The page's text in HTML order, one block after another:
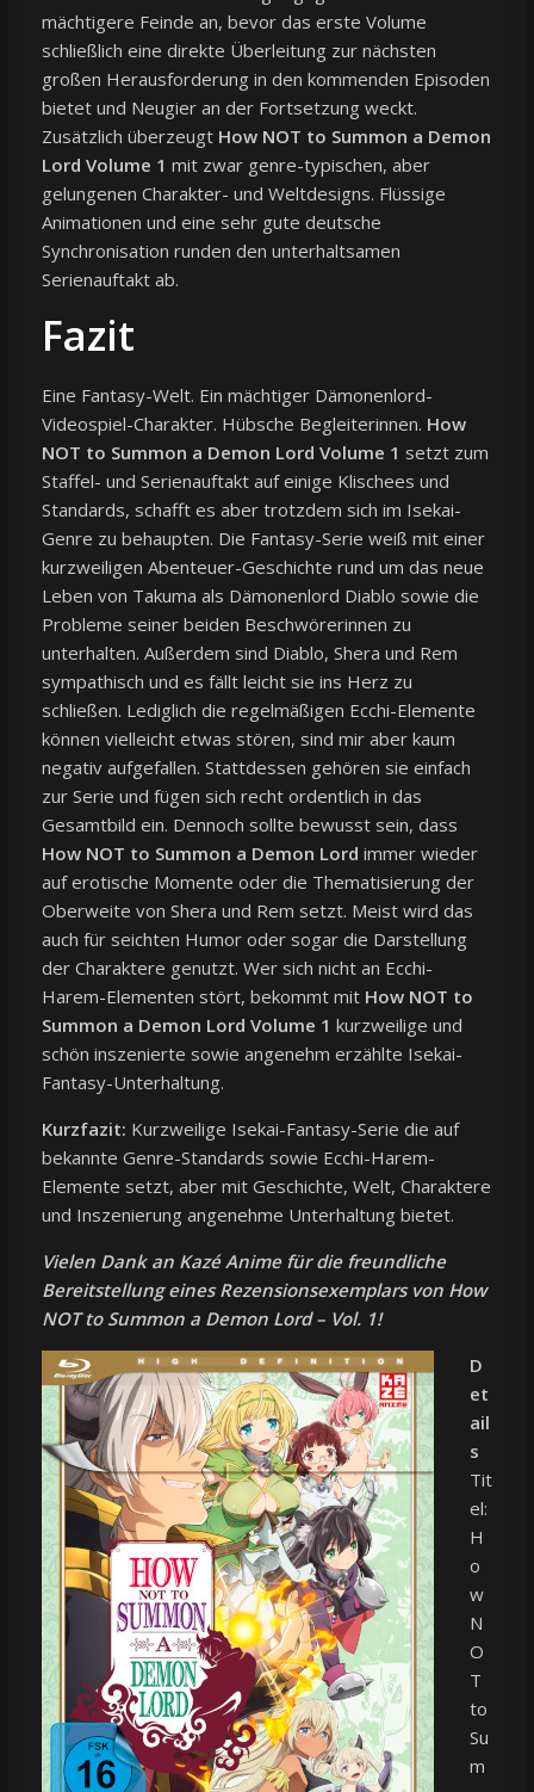
mächtigere Feinde an, bevor das erste Volume
schließlich eine direkte Überleitung zur nächsten
großen Herausforderung in den kommenden Episoden
bietet und Neugier an der Fortsetzung weckt.
Zusätzlich überzeugt How NOT to Summon a Demon
Lord Volume 1 mit zwar genre-typischen, aber
gelungenen Charakter- und Weltdesigns. Flüssige
Animationen und eine sehr gute deutsche
Synchronisation runden den unterhaltsamen
Serienauftakt ab.
Fazit
Eine Fantasy-Welt. Ein mächtiger Dämonenlord-
Videospiel-Charakter. Hübsche Begleiterinnen. How
NOT to Summon a Demon Lord Volume 1 setzt zum
Staffel- und Serienauftakt auf einige Klischees und
Standards, schafft es aber trotzdem sich im Isekai-
Genre zu behaupten. Die Fantasy-Serie weiß mit einer
kurzweiligen Abenteuer-Geschichte rund um das neue
Leben von Takuma als Dämonenlord Diablo sowie die
Probleme seiner beiden Beschwörerinnen zu
unterhalten. Außerdem sind Diablo, Shera und Rem
sympathisch und es fällt leicht sie ins Herz zu
schließen. Lediglich die regelmäßigen Ecchi-Elemente
können vielleicht etwas stören, sind mir aber kaum
negativ aufgefallen. Stattdessen gehören sie einfach
zur Serie und fügen sich recht ordentlich in das
Gesamtbild ein. Dennoch sollte bewusst sein, dass
How NOT to Summon a Demon Lord immer wieder
auf erotische Momente oder die Thematisierung der
Oberweite von Shera und Rem setzt. Meist wird das
auch für seichten Humor oder sogar die Darstellung
der Charaktere genutzt. Wer sich nicht an Ecchi-
Harem-Elementen stört, bekommt mit How NOT to
Summon a Demon Lord Volume 1 kurzweilige und
schön inszenierte sowie angenehm erzählte Isekai-
Fantasy-Unterhaltung.
Kurzfazit: Kurzweilige Isekai-Fantasy-Serie die auf
bekannte Genre-Standards sowie Ecchi-Harem-
Elemente setzt, aber mit Geschichte, Welt, Charaktere
und Inszenierung angenehme Unterhaltung bietet.
Vielen Dank an Kazé Anime für die freundliche
Bereitstellung eines Rezensionsexemplars von How
NOT to Summon a Demon Lord – Vol. 1!
D
et
ail
s
Tit
el:
H
o
w
N
O
T
to
Su
m